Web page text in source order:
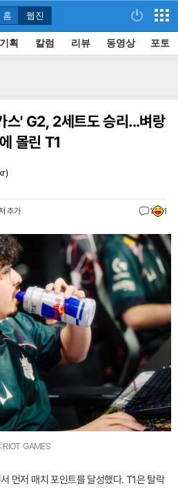
홈 웹진
기획 칼럼 리뷰 동영상 포토
스' G2, 2세트도 승리...벼랑
몰린 T1
)
추가 1 1
GAMES
먼저 매치 포인트를 달성했다. T1은 탈락